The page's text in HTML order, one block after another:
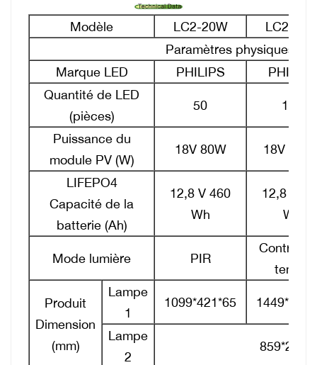
Modèle LC2-20W
LC2-
Paramètres physiques
Marque LED
PHILIPS
PHILIPS
Quantité de LED
(pièces)
50 100
Puissance du
module PV (W)
18V 80W 18V
LIFEPO4
Capacité de la
batterie (Ah)
12,8 V 460
Wh
12,8 V
Wh
Mode lumière PIR
Contrôle
temps
Produit
Dimension
(mm)
Lampe
1
1099*421*65
Lampe
2